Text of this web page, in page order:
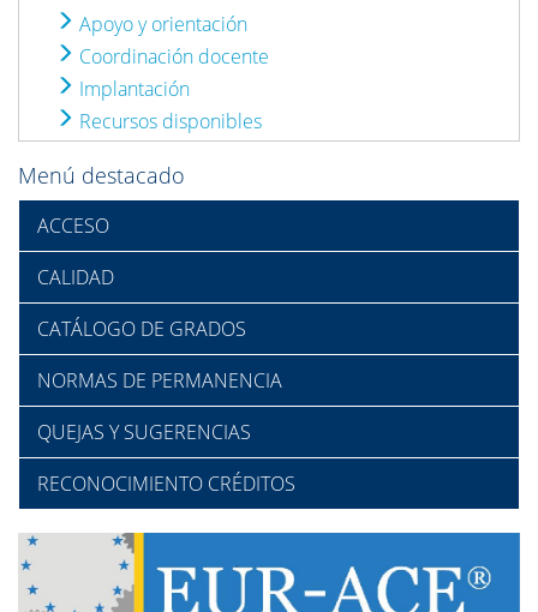
Apoyo y orientación
Coordinación docente
Implantación
Recursos disponibles
Menú destacado
ACCESO
CALIDAD
CATÁLOGO DE GRADOS
NORMAS DE PERMANENCIA
QUEJAS Y SUGERENCIAS
RECONOCIMIENTO CRÉDITOS